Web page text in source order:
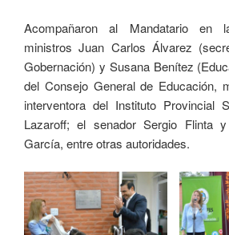
Acompañaron al Mandatario en
ministros Juan Carlos Álvarez
Gobernación) y Susana Benítez
del Consejo General de Educación,
interventora del Instituto Provincial
Lazaroff; el senador Sergio Flinta
García, entre otras autoridades.